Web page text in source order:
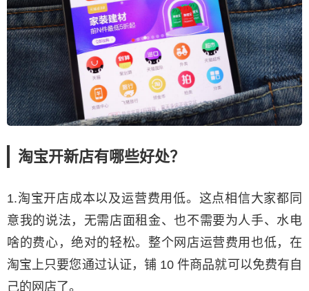
淘宝开新店有哪些好处？
1.淘宝开店成本以及运营费用低。这点相信大家都同
意我的说法，无需店面租金、也不需要为人手、水电
啥的费心，绝对的轻松。整个网店运营费用也低，在
淘宝上只要您通过认证，铺 10 件商品就可以免费有自
己的网店了。